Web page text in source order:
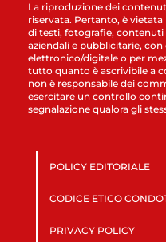
La riproduzione dei
riservata. Pertanto, è vietata
di testi, fotografie,
aziendali e pubblicitarie,
elettronico/digitale o per
tutto quanto è ascrivibile a
non è responsabile dei
esercitare un controllo
segnalazione qualora gli
POLICY EDITORIALE
CODICE ETICO
PRIVACY POLICY